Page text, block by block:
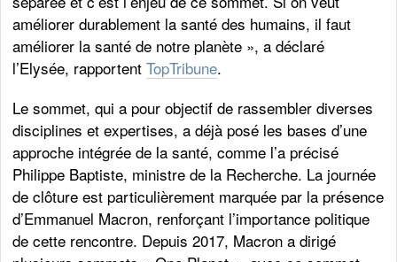
améliorer durablement la santé des humains, il faut
améliorer la santé de notre planète », a déclaré
l’Elysée, rapportentTopTribune.
Le sommet, qui a pour objectif de rassembler diverses
disciplines et expertises, a déjà posé les bases d’une
approche intégrée de la santé, comme l’a précisé
Philippe Baptiste, ministre de la Recherche. La journée
de clôture est particulièrement marquée par la présence
d’Emmanuel Macron, renforçant l’importance politique
de cette rencontre. Depuis 2017, Macron a dirigé